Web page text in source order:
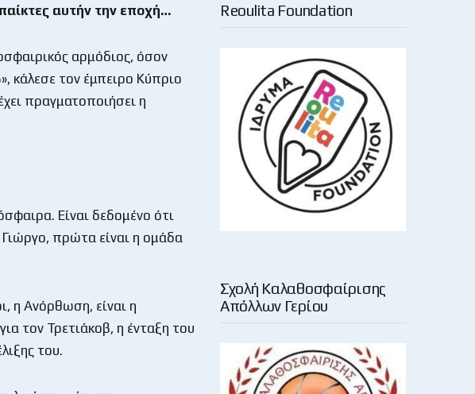
αυτήν την εποχή…
αρμόδιος, όσον
κάλεσε τον έμπειρο Κύπριο
πραγματοποιήσει η
Είναι δεδομένο ότι
πρώτα είναι η ομάδα
η Ανόρθωση, είναι η
τον Τρετιάκοβ, η ένταξη του
του.
Reoulita Foundation
Σχολή Καλαθοσφαίρισης
Απόλλων Γερίου